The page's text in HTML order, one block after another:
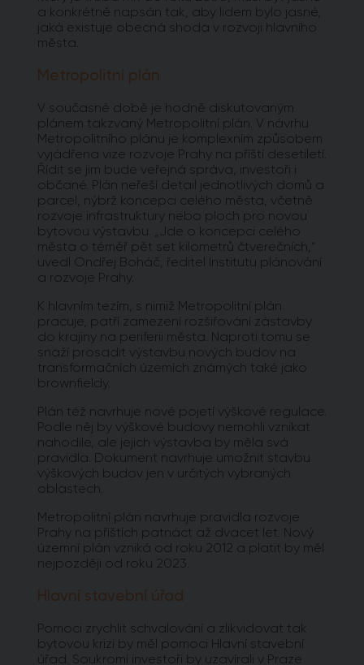
a konkrétně napsán tak, aby lidem bylo jasné,
jaká existuje obecná shoda v rozvoji hlavního
města.
Metropolitní plán
V současné době je hodně diskutovaným
plánem takzvaný Metropolitní plán. V návrhu
Metropolitního plánu je komplexním způsobem
vyjádřena vize rozvoje Prahy na příští desetiletí.
Řídit se jim bude veřejná správa, investoři i
občané. Plán neřeší detail jednotlivých domů a
parcel, nýbrž koncepci celého města, včetně
rozvoje infrastruktury nebo ploch pro novou
bytovou výstavbu. „Jde o koncepci celého
města o téměř pět set kilometrů čtverečních,“
uvedl Ondřej Boháč, ředitel Institutu plánování
a rozvoje Prahy.
K hlavním tezím, s nimiž Metropolitní plán
pracuje, patří zamezení rozšiřování zástavby
do krajiny na periferii města. Naproti tomu se
snaží prosadit výstavbu nových budov na
transformačních územích známých také jako
brownfieldy.
Plán též navrhuje nové pojetí výškové regulace.
Podle něj by výškové budovy nemohli vznikat
nahodile, ale jejich výstavba by měla svá
pravidla. Dokument navrhuje umožnit stavbu
výškových budov jen v určitých vybraných
oblastech.
Metropolitní plán navrhuje pravidla rozvoje
Prahy na příštích patnáct až dvacet let. Nový
územní plán vzniká od roku 2012 a platit by měl
nejpozději od roku 2023.
Hlavní stavební úřad
Pomoci zrychlit schvalování a zlikvidovat tak
bytovou krizi by měl pomoci Hlavní stavební
úřad. Soukromí investoři by uzavírali v Praze